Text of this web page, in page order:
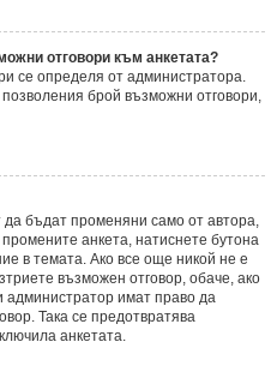
отговори към анкетата?
се определя от администратора.
брой възможни отговори,
да бъдат променяни само от автора,
анкета, натиснете бутона
в темата. Ако все още никой не е
възможен отговор, обаче, ако
администратор имат право да
Така се предотвратява
анкетата.